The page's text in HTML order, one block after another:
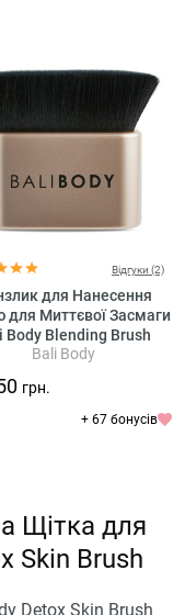
Відгуки (2)
для Нанесення
для Миттєвої Засмаги
Body Blending Brush
Bali Body
грн.
+ 67 бонусів
Щітка для
Skin Brush
Detox Skin Brush